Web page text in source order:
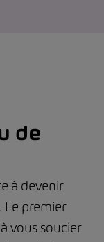
de
à devenir
. Le premier
vous soucier